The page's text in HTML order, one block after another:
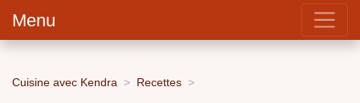
Menu
Cuisine avec Kendra Recettes